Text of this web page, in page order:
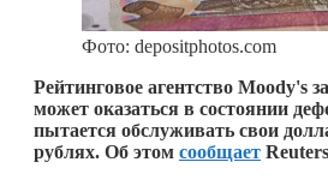
Фото: depositphotos.com
Рейтинговое агентство Moody's
может оказаться в состоянии
пытается обслуживать свои
рублях. Об этом сообщает